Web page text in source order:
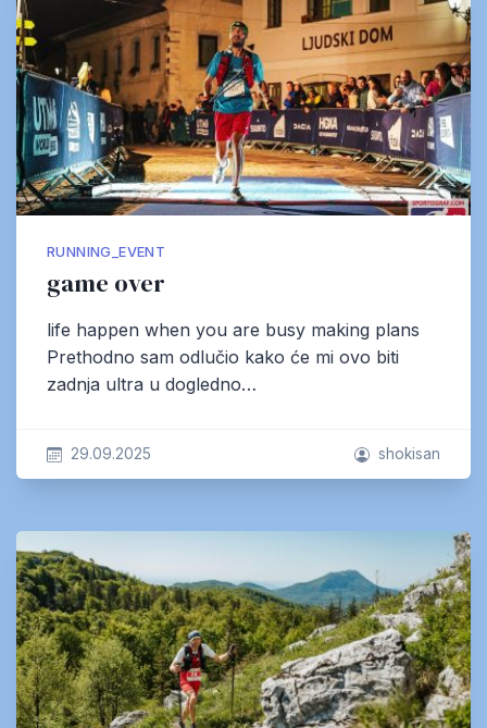
RUNNING_EVENT
game over
life happen when you are busy making plans
Prethodno sam odlučio kako će mi ovo biti
zadnja ultra u dogledno…
29.09.2025 shokisan